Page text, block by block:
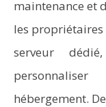
maintenance et
les propriétaires
serveur
hébergement.